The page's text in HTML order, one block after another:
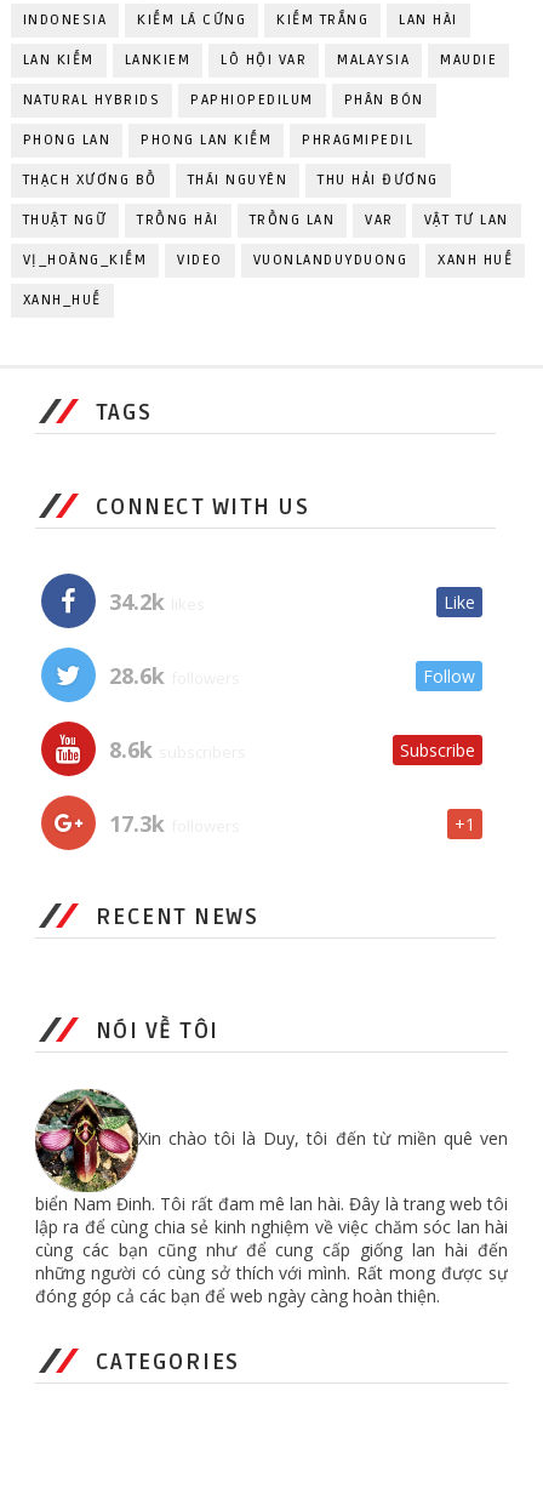
INDONESIA KIẾM LÁ CỨNG KIẾM TRẮNG LAN HÀI
LAN KIẾM LANKIEM LÔ HỘI VAR MALAYSIA MAUDIE
NATURAL HYBRIDS PAPHIOPEDILUM PHÂN BÓN
PHONG LAN PHONG LAN KIẾM PHRAGMIPEDIL
THẠCH XƯƠNG BỒ THÁI NGUYÊN THU HẢI ĐƯƠNG
THUẬT NGỮ TRỒNG HÀI TRỒNG LAN VAR VẬT TƯ LAN
VỊ_HOÀNG_KIẾM VIDEO VUONLANDUYDUONG XANH HUẾ
XANH_HUẾ
TAGS
CONNECT WITH US
34.2k Like
28.6k Follow
8.6k Subscribe
17.3k +1
RECENT NEWS
NÓI VỀ TÔI
Xin chào tôi là Duy, tôi đến từ miền quê ven
biển Nam Đinh. Tôi rất đam mê lan hài. Đây là trang web tôi
lập ra để cùng chia sẻ kinh nghiệm về việc chăm sóc lan hài
cùng các bạn cũng như để cung cấp giống lan hài đến
những người có cùng sở thích với mình. Rất mong được sự
đóng góp cả các bạn để web ngày càng hoàn thiện.
CATEGORIES